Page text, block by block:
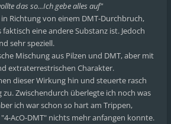
das so...Ich gebe alles auf"
Richtung von einem DMT-Durchbruch,
eine andere Substanz ist. Jedoch
sehr speziell.
Mischung aus Pilzen und DMT, aber mit
extraterrestrischen Charakter.
dieser Wirkung hin und steuerte rasch
zu. Zwischendurch überlegte ich noch was
ich war schon so hart am Trippen,
AcO-DMT" nichts mehr anfangen konnte.